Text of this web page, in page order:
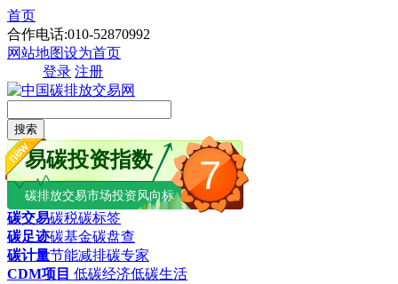
首页
合作电话:010-52870992
网站地图设为首页
登录 注册
搜索
7
易碳投资指数
碳排放交易市场投资风向标
碳交易碳税碳标签
碳足迹碳基金碳盘查
碳计量节能减排碳专家
CDM项目 低碳经济低碳生活